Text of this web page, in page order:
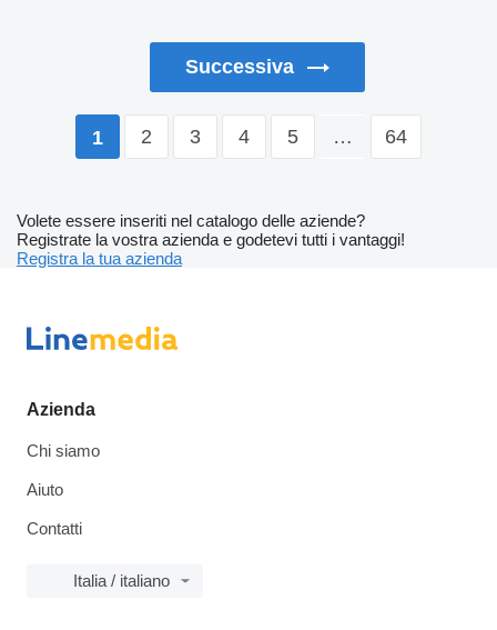
Successiva
1 2 3 4 5 … 64
Volete essere inseriti nel catalogo delle aziende?
Registrate la vostra azienda e godetevi tutti i vantaggi!
Registra la tua azienda
Azienda
Chi siamo
Aiuto
Contatti
Italia / italiano